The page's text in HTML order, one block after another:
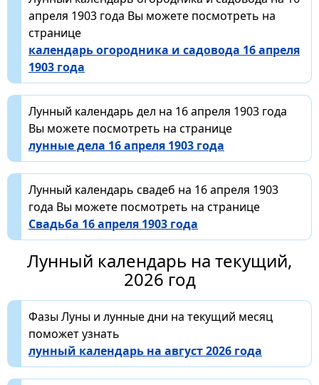
апреля 1903 года Вы можете посмотреть на
странице
календарь огородника и садовода 16 апреля
1903 года
Лунный календарь дел на 16 апреля 1903 года
Вы можете посмотреть на странице
лунные дела 16 апреля 1903 года
Лунный календарь свадеб на 16 апреля 1903
года Вы можете посмотреть на странице
Свадьба 16 апреля 1903 года
Лунный календарь на текущий,
2026 год
Фазы Луны и лунные дни на текущий месяц
поможет узнать
лунный календарь на август 2026 года